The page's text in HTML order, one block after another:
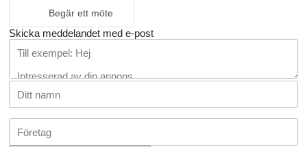
Begär ett möte
Skicka meddelandet med e-post